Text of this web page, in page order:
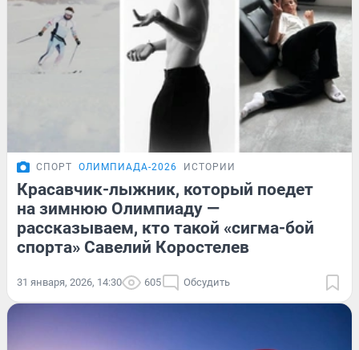
СПОРТ ОЛИМПИАДА-2026 ИСТОРИИ
Красавчик-лыжник, который поедет
на зимнюю Олимпиаду —
рассказываем, кто такой «сигма-бой
спорта» Савелий Коростелев
31 января, 2026, 14:30 605 Обсудить